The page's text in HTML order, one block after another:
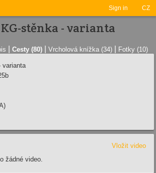
Sign in CZ
stěnka - varianta
Cesty (80) Vrcholová knížka (34) Fotky (10)
varianta
Vložit video
žádné video.